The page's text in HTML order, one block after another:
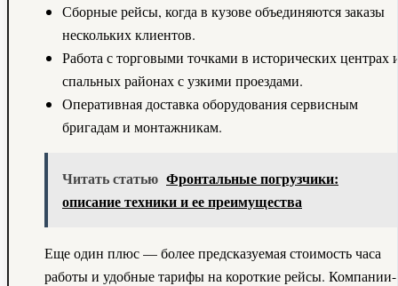
Сборные рейсы, когда в кузове объединяются заказы
нескольких клиентов.
Работа с торговыми точками в исторических центрах
спальных районах с узкими проездами.
Оперативная доставка оборудования сервисным
бригадам и монтажникам.
Читать статью Фронтальные погрузчики:
описание техники и ее преимущества
Еще один плюс — более предсказуемая стоимость часа
работы и удобные тарифы на короткие рейсы. Компании-